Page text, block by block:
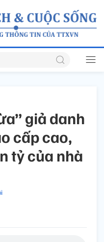
giả danh
cấp cao,
tỷ của nhà